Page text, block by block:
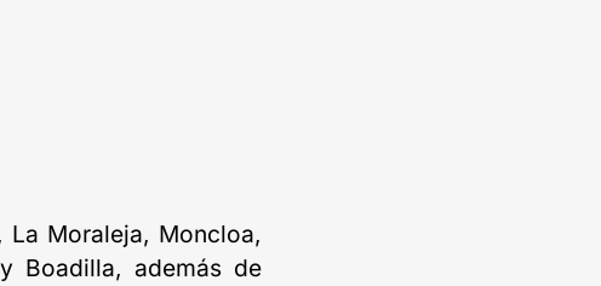
Moraleja, Moncloa,
Boadilla, además de